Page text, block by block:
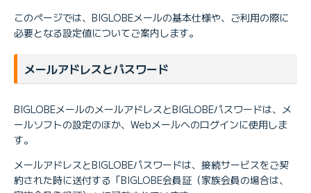
このページでは、BIGLOBEメールの基本仕様や、ご利用の際に
必要となる設定値についてご案内します。
メールアドレスとパスワード
BIGLOBEメールのメールアドレスとBIGLOBEパスワードは、メ
ールソフトの設定のほか、Webメールへのログインに使用しま
す。
メールアドレスとBIGLOBEパスワードは、接続サービスをご契
約された時に送付する「BIGLOBE会員証（家族会員の場合は、